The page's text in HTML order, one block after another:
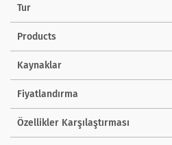
Tur
Products
Kaynaklar
Fiyatlandırma
Özellikler Karşılaştırması